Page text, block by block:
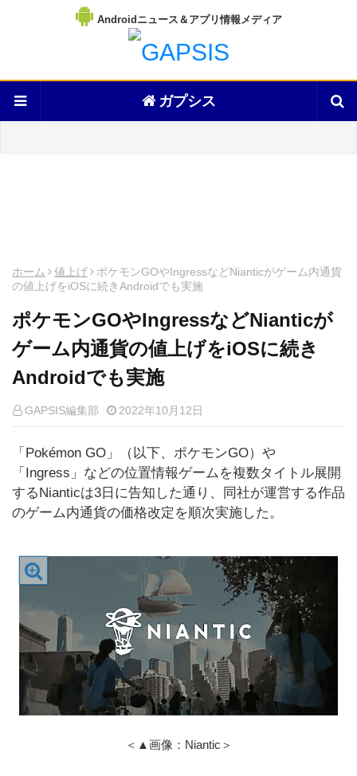
Androidニュース＆アプリ情報メディア
ガプシス
ホーム 値上げ
ポケモンGOやIngressなどNianticがゲーム内通貨
の値上げをiOSに続きAndroidでも実施
ポケモンGOやIngressなどNianticが
ゲーム内通貨の値上げをiOSに続き
Androidでも実施
GAPSIS編集部 2022年10月12日
「Pokémon GO」（以下、ポケモンGO）や
「Ingress」などの位置情報ゲームを複数タイトル展開
するNianticは3日に告知した通り、同社が運営する作品
のゲーム内通貨の価格改定を順次実施した。
＜▲画像：Niantic＞